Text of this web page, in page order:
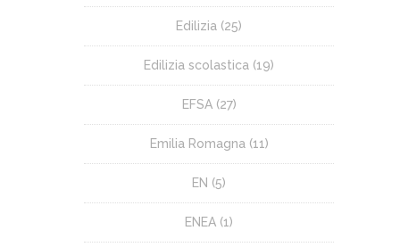
Edilizia (25)
Edilizia scolastica (19)
EFSA(27)
Emilia Romagna (11)
EN (5)
ENEA (1)